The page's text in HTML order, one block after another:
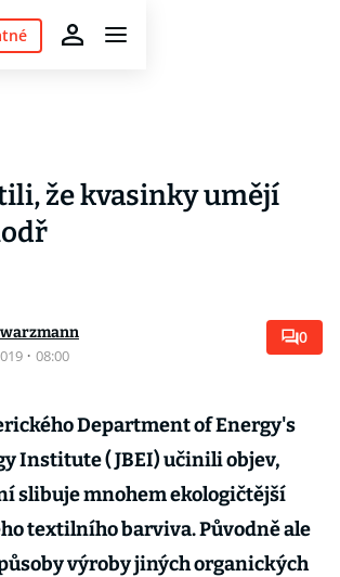
že kvasinky umějí
· 08:00
0
Department of Energy's
Institute ( JBEI) učinili objev,
slibuje mnohem ekologičtější
textilního barviva. Původně ale
výroby jiných organických